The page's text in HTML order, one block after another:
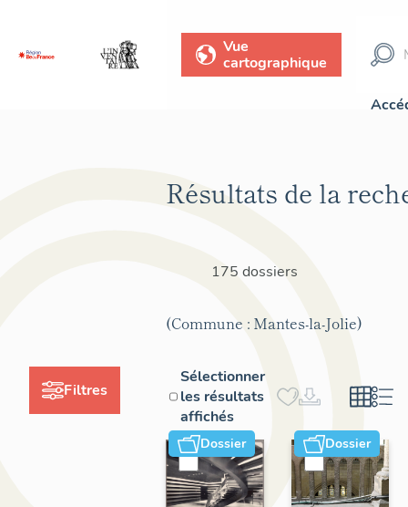
Vue
cartographique
Filtres
Résultats de la
175 dossiers
(Commune : Mantes-la-Jolie)
Sélectionner
les résultats
affichés
Dossier Dossier